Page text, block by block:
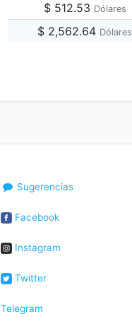
$ 512.53 Dólares
$ 2,562.64 Dólares
Sugerencias
Facebook
Instagram
Twitter
Telegram